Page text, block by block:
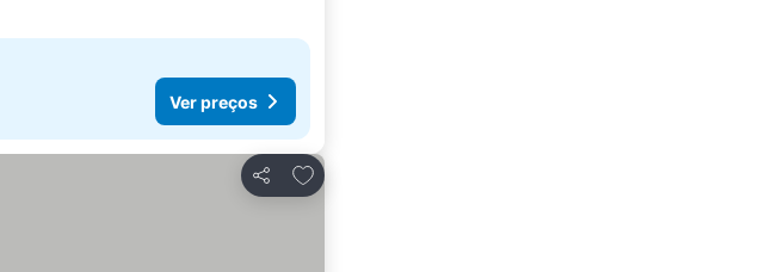
Ver preços
Partilhar
Adicionar aos favoritos